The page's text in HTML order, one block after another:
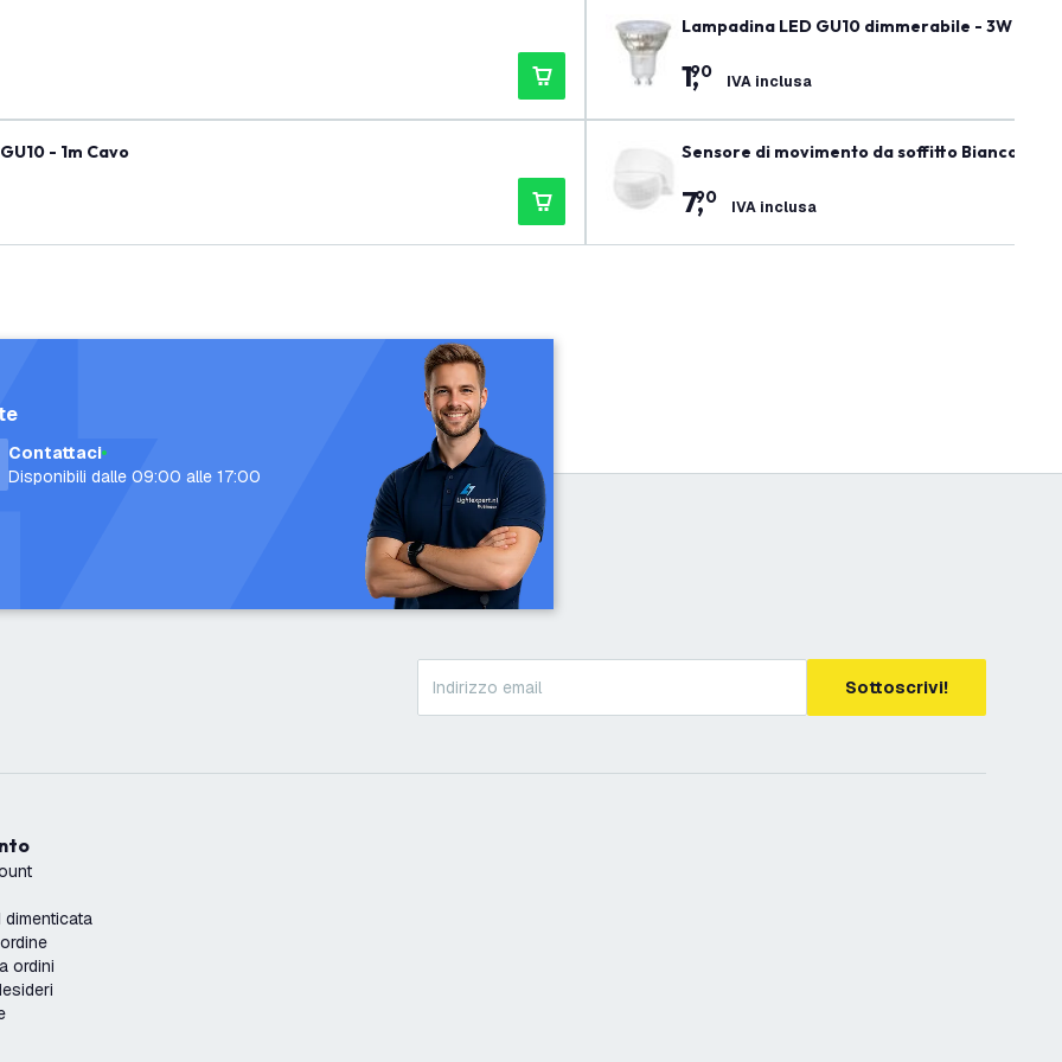
- 1m Cavo
Lampadina LED GU10 dimmerabile - 3W -
1,
90 IVA inclusa
Sensore di movimento da soffitto Bianco
7,
90 IVA inclusa
Contattaci
Disponibili dalle 09:00 alle 17:00
Sottoscrivi!
ordini